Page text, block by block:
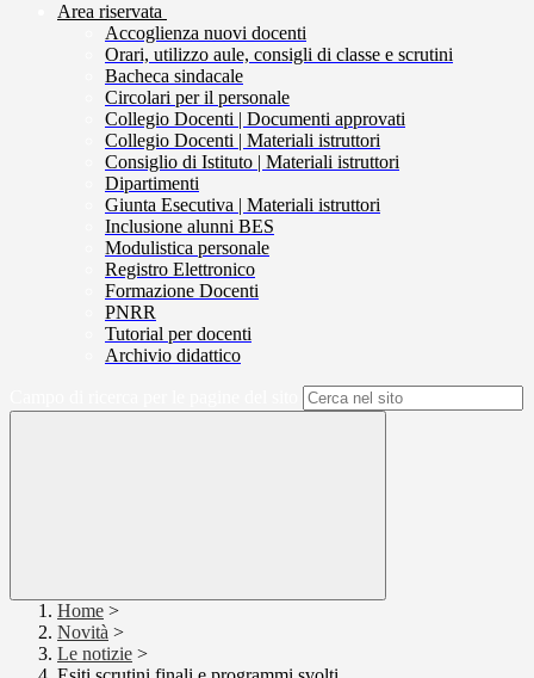
Area riservata
Accoglienza nuovi docenti
Orari, utilizzo aule, consigli di classe e scrutini
Bacheca sindacale
Circolari per il personale
Collegio Docenti | Documenti approvati
Collegio Docenti | Materiali istruttori
Consiglio di Istituto | Materiali istruttori
Dipartimenti
Giunta Esecutiva | Materiali istruttori
Inclusione alunni BES
Modulistica personale
Registro Elettronico
Formazione Docenti
PNRR
Tutorial per docenti
Archivio didattico
Home >
Novità >
Le notizie >